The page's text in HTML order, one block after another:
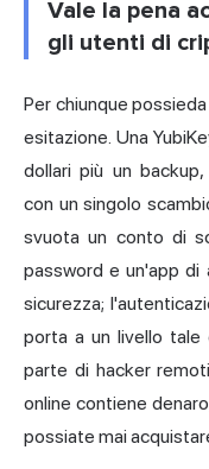
Vale la pena
gli utenti di
Per chiunque
esitazione. Una
dollari più un
con un singolo
svuota un conto di
password e un'app di
sicurezza;
porta a un livello tale
parte di hacker
online contiene
possiate mai